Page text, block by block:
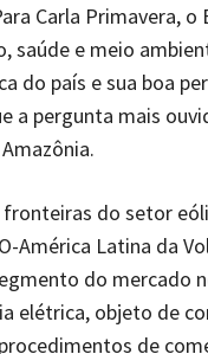
Carla Primavera,
saúde e meio
do país e sua boa
a pergunta mais
fronteiras do setor
América Latina da
do mercado
elétrica, objeto de
de